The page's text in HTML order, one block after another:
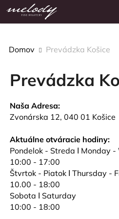
na
obsah
Domov Prevádzka Košice
Prevádzka
Naša Adresa:
Zvonárska 12, 040 01 Košice
Aktuálne otváracie hodiny:
Pondelok - Streda Ι Monday
10:00 - 17:00
Štvrtok - Piatok Ι Thursday -
10.00 - 18:00
Sobota Ι Saturday
10:00 - 18:00
Späť
Späť
Č
p
t
r
b
u
j
e
t
e